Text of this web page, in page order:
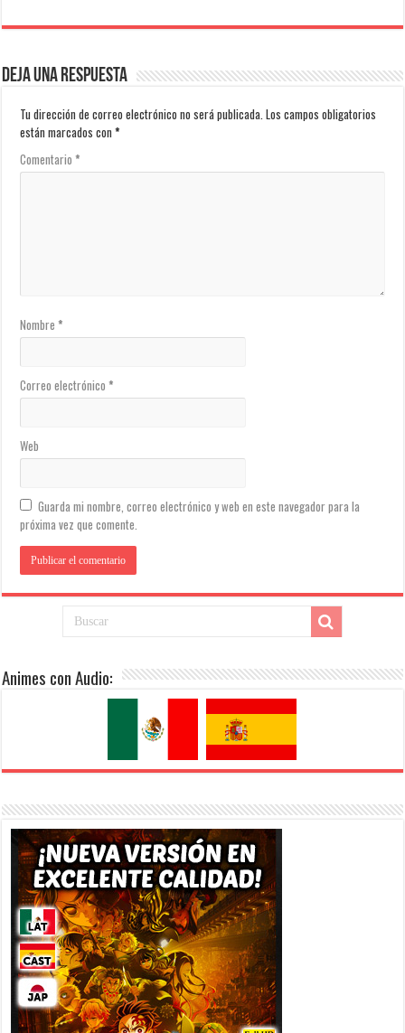
Deja una respuesta
Tu dirección de correo electrónico no será publicada. Los campos obligatorios
están marcados con*
Comentario*
Nombre*
Correo electrónico*
Web
Guarda mi nombre, correo electrónico y web en este navegador para la
próxima vez que comente.
Animes con Audio: